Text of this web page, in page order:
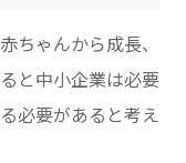
ちゃんから成長、
と中小企業は必要
必要があると考え